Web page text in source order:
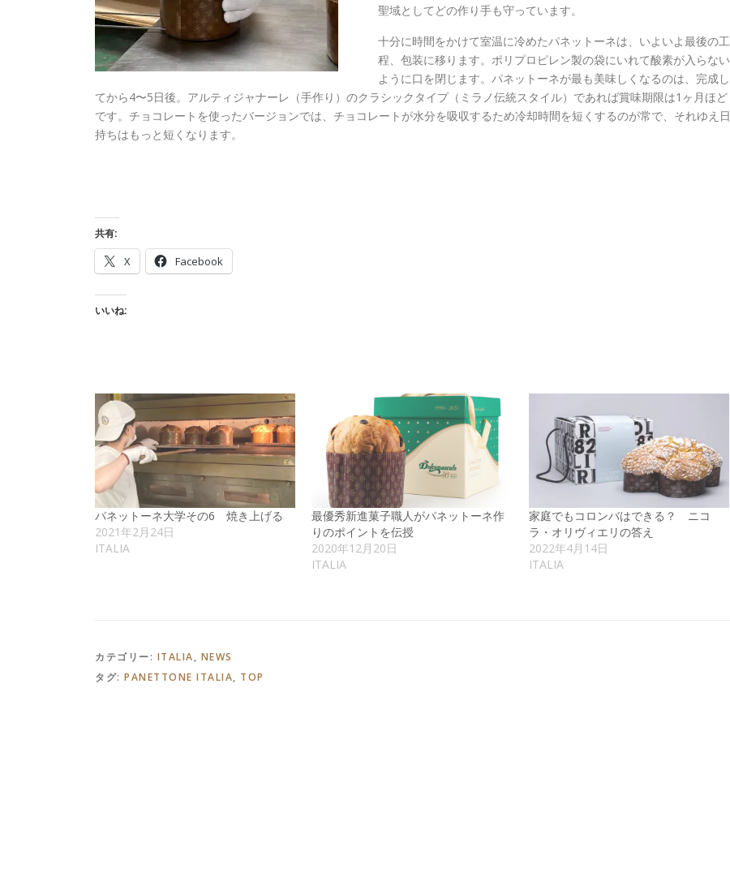
聖域としてどの作り手も守っています。
十分に時間をかけて室温に冷めたパネットーネは、いよいよ最後の工
程、包装に移ります。ポリプロピレン製の袋にいれて酸素が入らない
ように口を閉じます。パネットーネが最も美味しくなるのは、完成し
てから4〜5日後。アルティジャナーレ（手作り）のクラシックタイプ（ミラノ伝統スタイル）であれば賞味期限は1ヶ月ほど
です。チョコレートを使ったバージョンでは、チョコレートが水分を吸収するため冷却時間を短くするのが常で、それゆえ日
持ちはもっと短くなります。
共有:
X Facebook
いいね:
パネットーネ大学その6 焼き上げる
2021年2月24日
ITALIA
最優秀新進菓子職人がパネットーネ作
りのポイントを伝授
2020年12月20日
ITALIA
家庭でもコロンバはできる？ ニコ
ラ・オリヴィエリの答え
2022年4月14日
ITALIA
カテゴリー: ITALIA, NEWS
タグ: PANETTONE ITALIA, TOP